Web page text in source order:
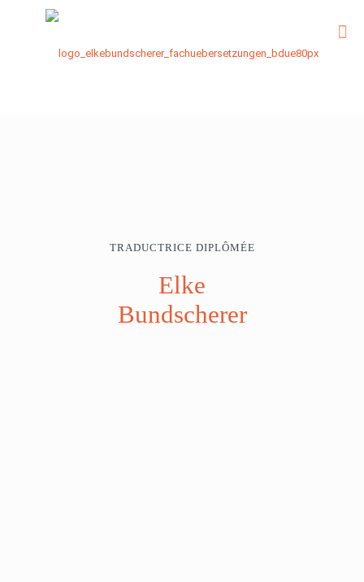
TRADUCTRICE DIPLÔMÉE
Elke
Bundscherer